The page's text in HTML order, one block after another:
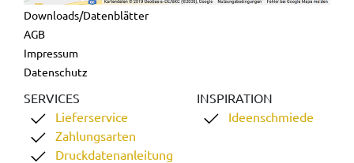
Downloads/Datenblätter
AGB
Impressum
Datenschutz
SERVICES
Lieferservice
Zahlungsarten
Druckdatenanleitung
INSPIRATION
Ideenschmiede